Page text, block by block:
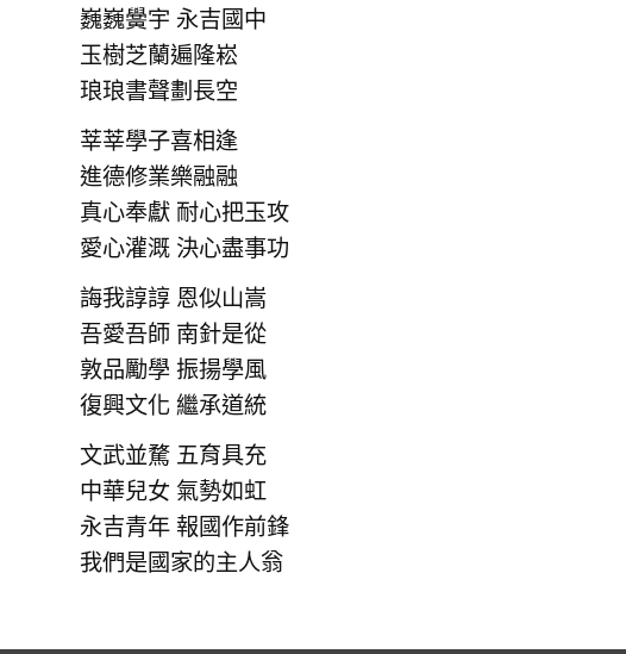
巍巍黌宇 永吉國中
玉樹芝蘭遍隆崧
琅琅書聲劃長空
莘莘學子喜相逢
進德修業樂融融
真心奉獻 耐心把玉攻
愛心灌溉 決心盡事功
誨我諄諄 恩似山嵩
吾愛吾師 南針是從
敦品勵學 振揚學風
復興文化 繼承道統
文武並騖 五育具充
中華兒女 氣勢如虹
永吉青年 報國作前鋒
我們是國家的主人翁